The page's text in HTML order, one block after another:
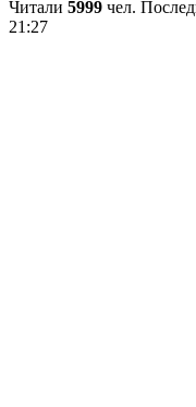
Читали 5999 чел.
21:27